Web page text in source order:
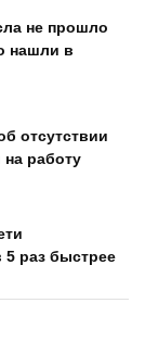
не прошло
нашли в
отсутствии
работу
5 раз быстрее